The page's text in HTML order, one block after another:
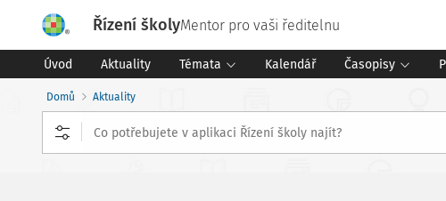
Řízení školyMentor pro vaši ředitelnu
Úvod Aktuality Témata Kalendář Časopisy
Domů Aktuality